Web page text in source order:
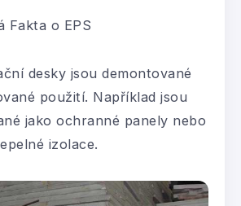
Fakta o EPS
desky jsou demontované
použití. Například jsou
jako ochranné panely nebo
izolace.